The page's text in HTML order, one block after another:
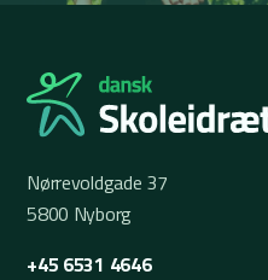
Nørrevoldgade 37
5800 Nyborg
+45 6531 4646